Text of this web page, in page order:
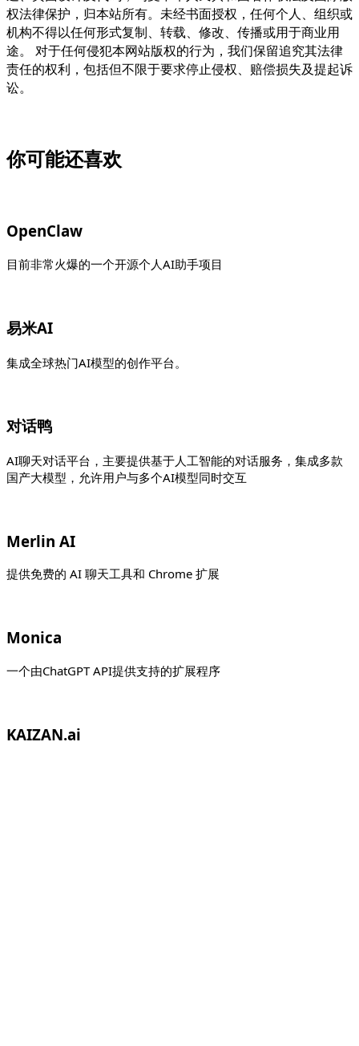
权法律保护，归本站所有。未经书面授权，任何个人、组织或
机构不得以任何形式复制、转载、修改、传播或用于商业用
途。 对于任何侵犯本网站版权的行为，我们保留追究其法律
责任的权利，包括但不限于要求停止侵权、赔偿损失及提起诉
讼。
你可能还喜欢
OpenClaw
目前非常火爆的一个开源个人AI助手项目
易米AI
集成全球热门AI模型的创作平台。
对话鸭
AI聊天对话平台，主要提供基于人工智能的对话服务，集成多款
国产大模型，允许用户与多个AI模型同时交互
Merlin AI
提供免费的 AI 聊天工具和 Chrome 扩展
Monica
一个由ChatGPT API提供支持的扩展程序
KAIZAN.ai